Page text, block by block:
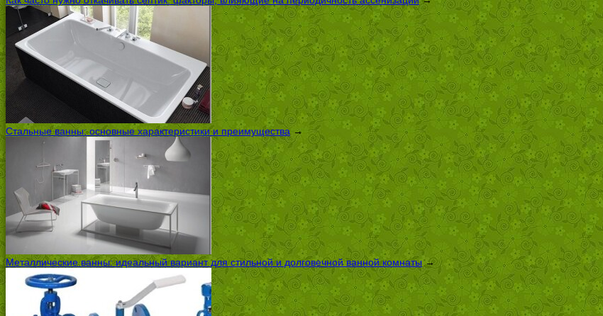
Стальные ванны: основные характеристики и преимущества →
Металлические ванны: идеальный вариант для стильной и долговечной ванной комнаты→